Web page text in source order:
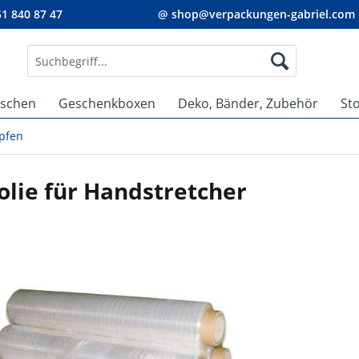
840 87 47 @ shop@verpackungen-gabriel.com
Geschenkboxen Deko, Bänder, Zubehör
für Handstretcher